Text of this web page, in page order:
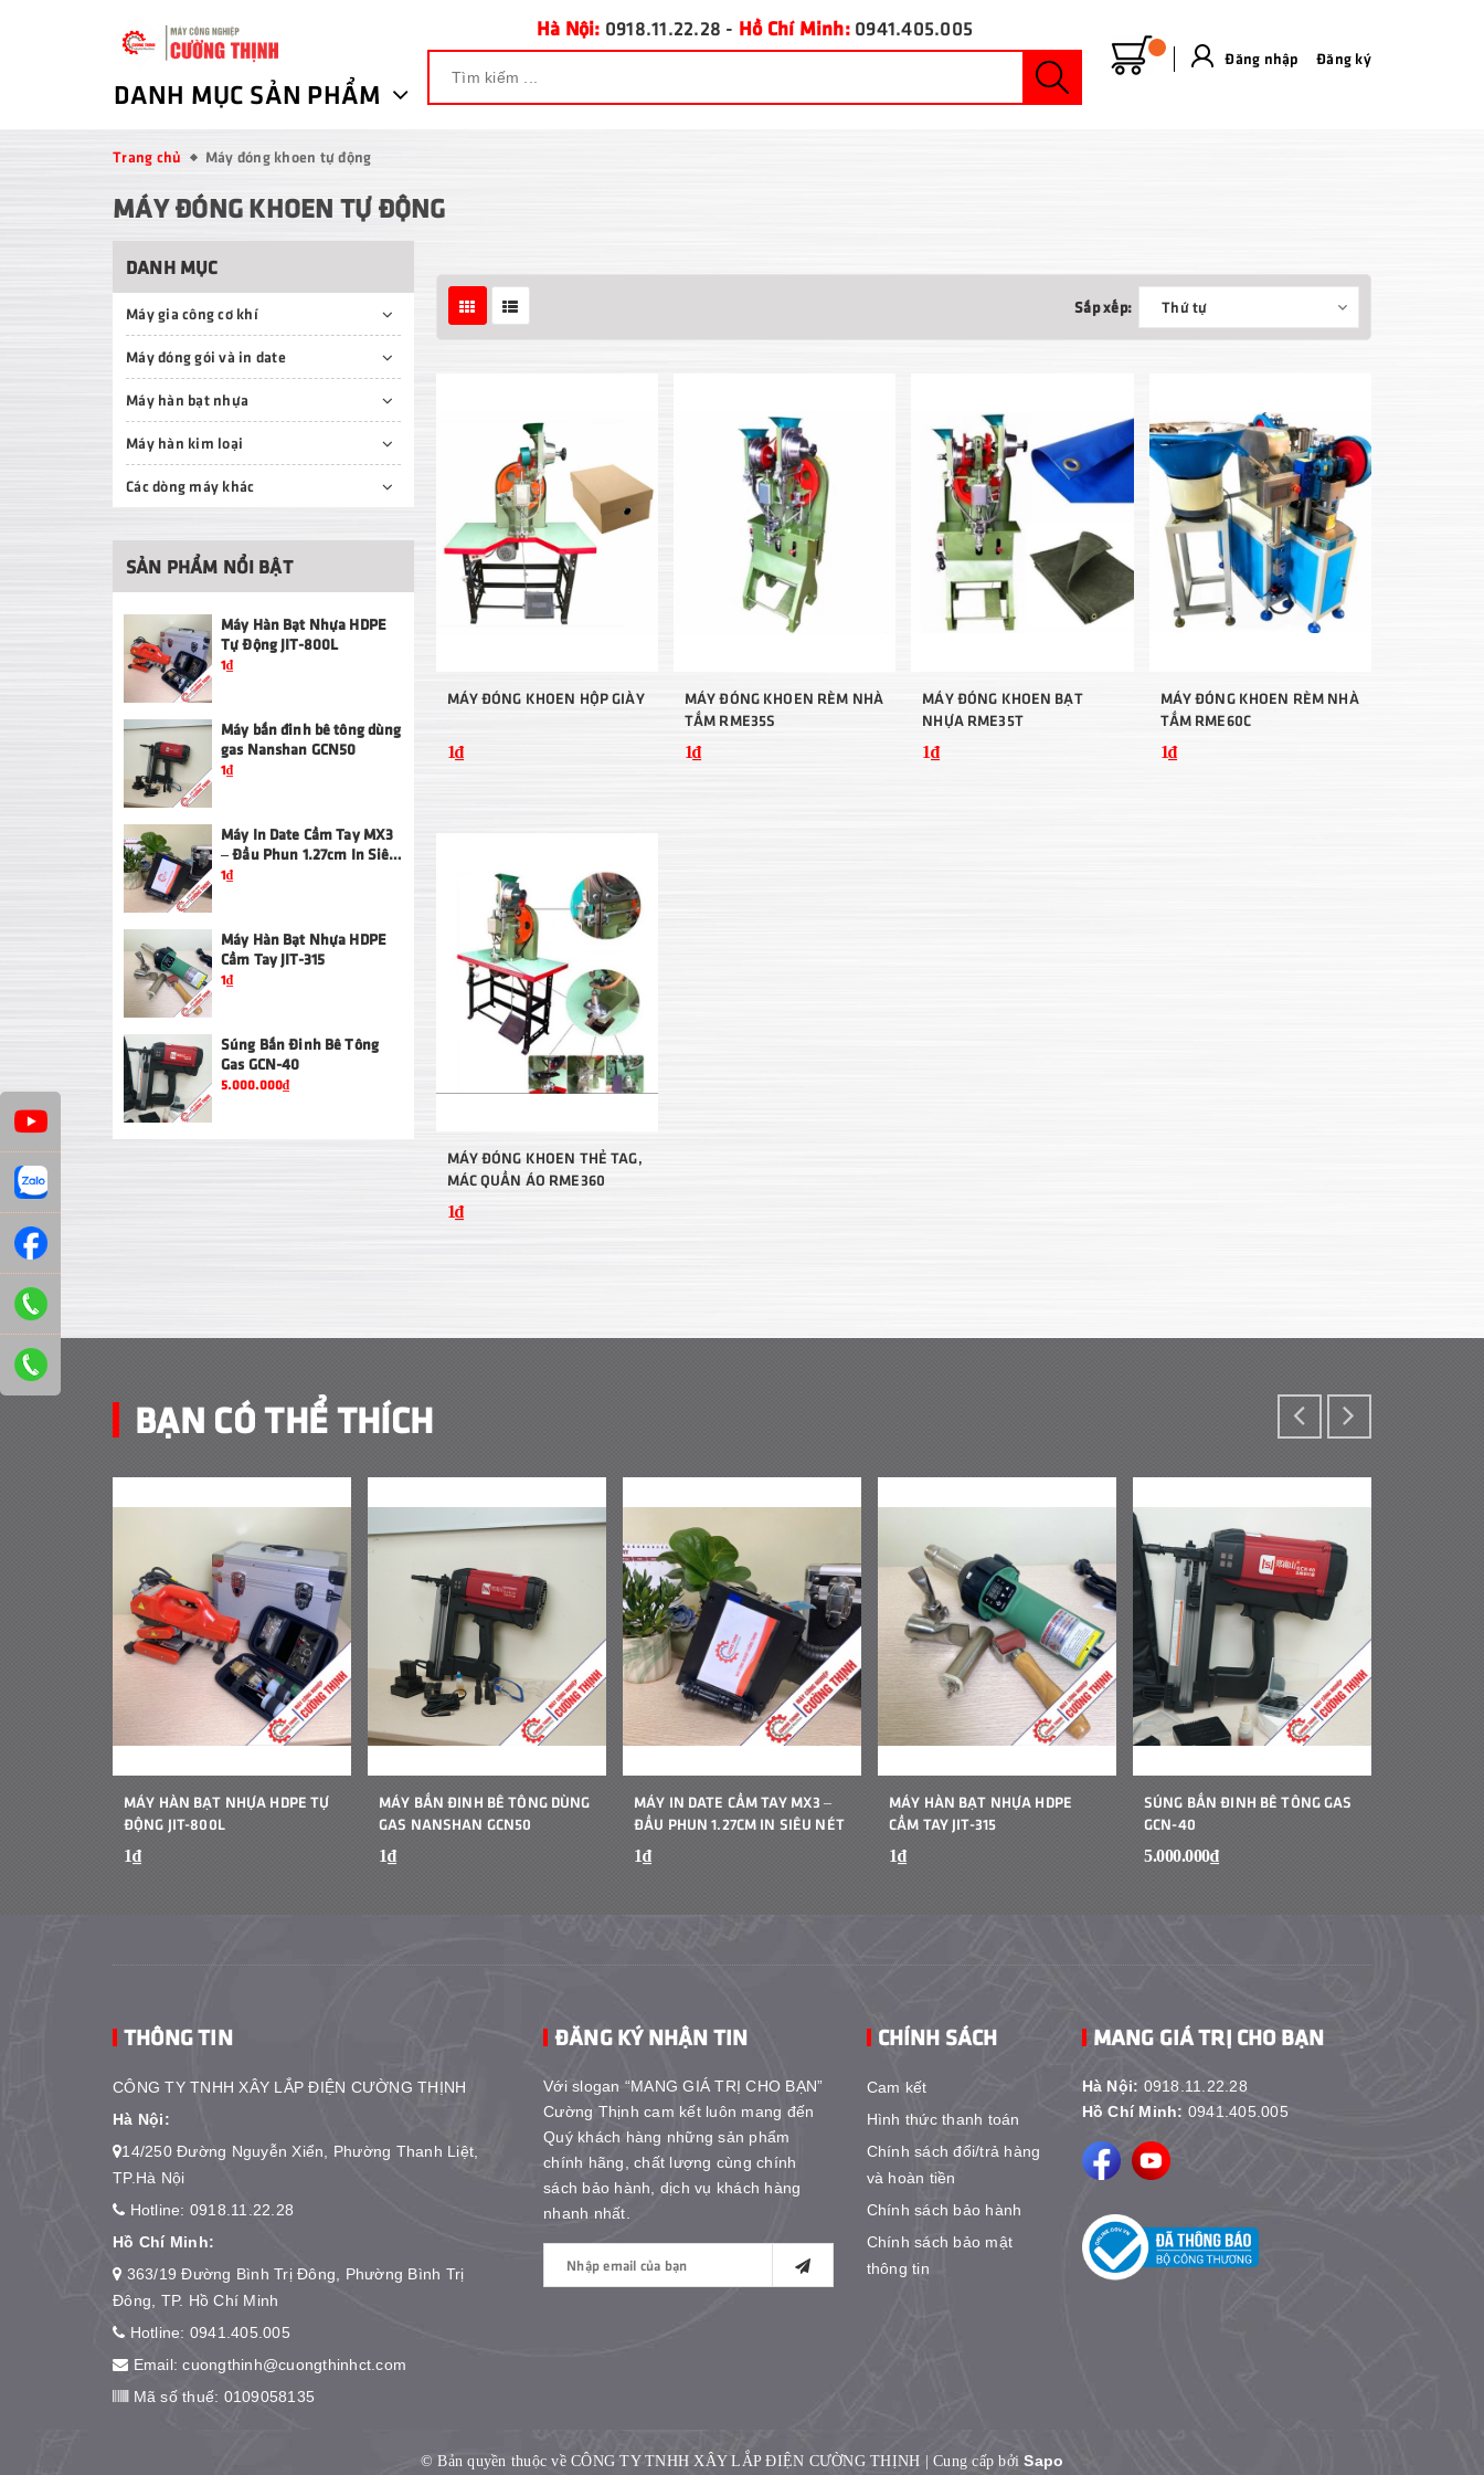
DANH MỤC SẢN PHẨM
Hà Nội: 0918.11.22.28 - Hồ Chí Minh: 0941.405.005
Đăng nhập Đăng ký
Trang chủ Máy đóng khoen tự động
MÁY ĐÓNG KHOEN TỰ ĐỘNG
Sắp xếp: Thứ tự
MÁY ĐÓNG KHOEN HỘP GIÀY
1₫
MÁY ĐÓNG KHOEN RÈM NHÀ
TẮM RME35S
1₫
MÁY ĐÓNG KHOEN BẠT
NHỰA RME35T
1₫
MÁY ĐÓNG KHOEN RÈM NHÀ
TẮM RME60C
1₫
MÁY ĐÓNG KHOEN THẺ TAG,
MÁC QUẦN ÁO RME360
1₫
DANH MỤC
Máy gia công cơ khí
Máy đóng gói và in date
Máy hàn bạt nhựa
Máy hàn kim loại
Các dòng máy khác
SẢN PHẨM NỔI BẬT
Máy Hàn Bạt Nhựa HDPE
Tự Động JIT-800L
1₫
Máy bắn đinh bê tông dùng
gas Nanshan GCN50
1₫
Máy In Date Cầm Tay MX3
– Đầu Phun 1.27cm In Siêu
Nét
1₫
Máy Hàn Bạt Nhựa HDPE
Cầm Tay JIT-315
1₫
Súng Bắn Đinh Bê Tông
Gas GCN-40
5.000.000₫
BẠN CÓ THỂ THÍCH
MÁY HÀN BẠT NHỰA HDPE TỰ
ĐỘNG JIT-800L
1₫
MÁY BẮN ĐINH BÊ TÔNG DÙNG
GAS NANSHAN GCN50
1₫
MÁY IN DATE CẦM TAY MX3 –
ĐẦU PHUN 1.27CM IN SIÊU NÉT
1₫
MÁY HÀN BẠT NHỰA HDPE
CẦM TAY JIT-315
1₫
SÚNG BẮN ĐINH BÊ TÔNG GAS
GCN-40
5.000.000₫
THÔNG TIN
CÔNG TY TNHH XÂY LẮP ĐIỆN CƯỜNG THỊNH
Hà Nội:
14/250 Đường Nguyễn Xiển, Phường Thanh Liệt,
TP.Hà Nội
Hotline: 0918.11.22.28
Hồ Chí Minh:
363/19 Đường Bình Trị Đông, Phường Bình Trị
Đông, TP. Hồ Chí Minh
Hotline: 0941.405.005
Email:cuongthinh@cuongthinhct.com
Mã số thuế: 0109058135
ĐĂNG KÝ NHẬN TIN
Với slogan “MANG GIÁ TRỊ CHO BẠN”
Cường Thịnh cam kết luôn mang đến
Quý khách hàng những sản phẩm
chính hãng, chất lượng cùng chính
sách bảo hành, dịch vụ khách hàng
nhanh nhất.
CHÍNH SÁCH
Cam kết
Hình thức thanh toán
Chính sách đổi/trả hàng
và hoàn tiền
Chính sách bảo hành
Chính sách bảo mật
thông tin
MANG GIÁ TRỊ CHO BẠN
Hà Nội: 0918.11.22.28
Hồ Chí Minh: 0941.405.005
© Bản quyền thuộc về CÔNG TY TNHH XÂY LẮP ĐIỆN CƯỜNG THỊNH Cung cấp bởiSapo